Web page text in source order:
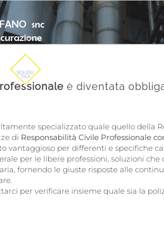
è diventata
specializzato quale quello della
di Responsabilità Civile Professionale
vantaggioso per differenti e specifiche
per le libere professioni, soluzioni
fornendo le giuste risposte alle
per verificare insieme quale sia la